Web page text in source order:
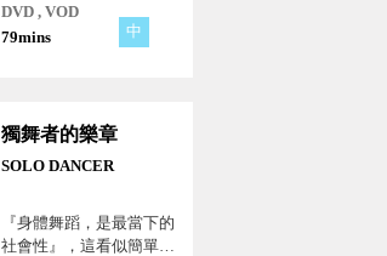
生。
DVD , VOD
79mins
中
獨舞者的樂章
SOLO DANCER
『身體舞蹈，是最當下的
社會性』，這看似簡單的